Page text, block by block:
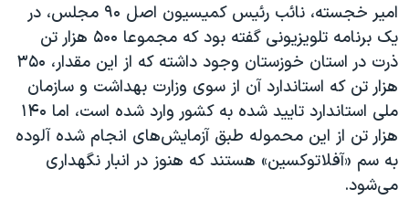
قانون شفافیت دارائی کادر رهبری ایران
اعتراضات مردمی آبان ۹۸
اسرائیل در جنگ
نرگس محمدی برنده جایزه نوبل صلح
همایش محافظه‌کاران آمریکا «سی‌پک»
صفحه‌های ویژه
امیر خجسته، نائب رئیس کمیسیون اصل ۹۰ مجلس، در
یک برنامه تلویزیونی گفته بود که مجموعا ۵۰۰ هزار تن
ذرت در استان خوزستان وجود داشته که از این مقدار، ۳۵۰
هزار تن که استاندارد آن از سوی وزارت بهداشت و سازمان
ملی استاندارد تایید شده به کشور وارد شده است، اما ۱۴۰
هزار تن از این محموله طبق آزمایش‌های انجام شده آلوده
به سم «آفلاتوکسین» هستند که هنوز در انبار نگهداری
می‌شود.